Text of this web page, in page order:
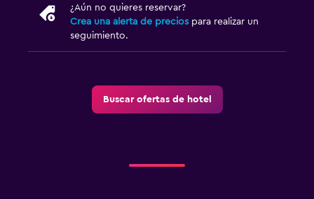
¿Aún no quieres reservar?
Crea una alerta de precios para realizar un
seguimiento.
Buscar ofertas de hotel